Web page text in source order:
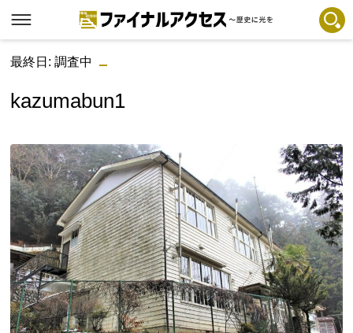
ファイナルアクセスとは
プライバシーポリシー
お問合せ
免責事項
不具合・報告事項
記事掲載基準
運営
フリーワードで探す
最終日: 調査中
kazumabun1